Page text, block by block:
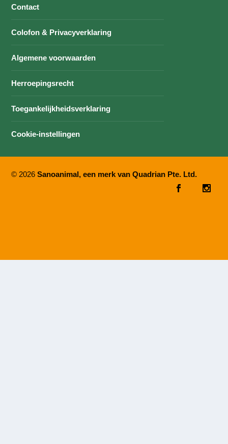
Contact
Colofon & Privacyverklaring
Algemene voorwaarden
Herroepingsrecht
Toegankelijkheidsverklaring
Cookie-instellingen
© 2026Sanoanimal, een merk van Quadrian Pte. Ltd.